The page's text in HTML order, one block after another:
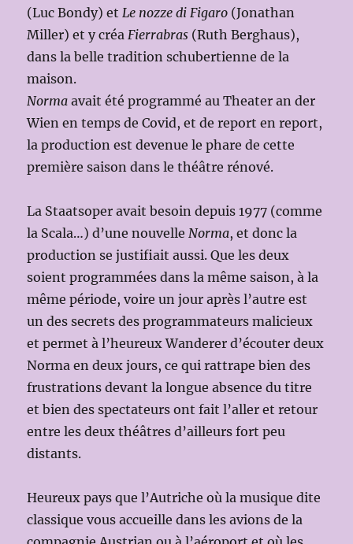
(Luc Bondy) etLe nozze di Figaro (Jonathan
Miller) et y créaFierrabras (Ruth Berghaus),
dans la belle tradition schubertienne de la
maison.
Norma avait été programmé au Theater an der
Wien en temps de Covid, et de report en report,
la production est devenue le phare de cette
première saison dans le théâtre rénové.
La Staatsoper avait besoin depuis 1977 (comme
la Scala…) d’une nouvelleNorma, et donc la
production se justifiait aussi. Que les deux
soient programmées dans la même saison, à la
même période, voire un jour après l’autre est
un des secrets des programmateurs malicieux
et permet à l’heureux Wanderer d’écouter deux
Norma en deux jours, ce qui rattrape bien des
frustrations devant la longue absence du titre
et bien des spectateurs ont fait l’aller et retour
entre les deux théâtres d’ailleurs fort peu
distants.
Heureux pays que l’Autriche où la musique dite
classique vous accueille dans les avions de la